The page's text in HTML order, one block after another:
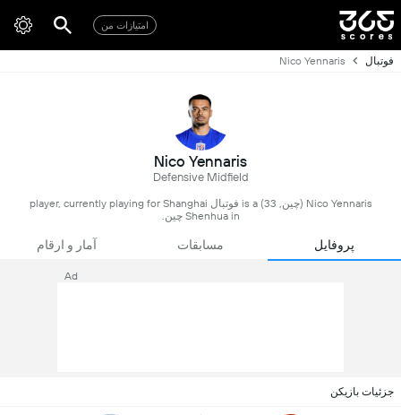
امتیازات من
فوتبال Nico Yennaris
Nico Yennaris
Defensive Midfield
Nico Yennaris (چین, 33) is a فوتبال player, currently playing for Shanghai
Shenhua in چین.
پروفایل مسابقات آمار و ارقام
Ad
جزئیات بازیکن